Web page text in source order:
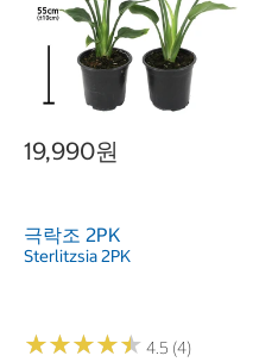
19,990원
극락조 2PK
Sterlitzsia 2PK
★★★★★
★★★★★ 4.5 (4)